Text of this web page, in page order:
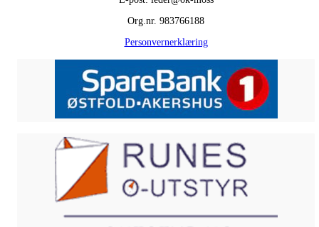
Org.nr. 983766188
Personvernerklæring